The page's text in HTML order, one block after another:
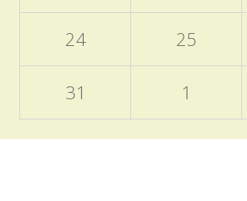
24 25
31 1